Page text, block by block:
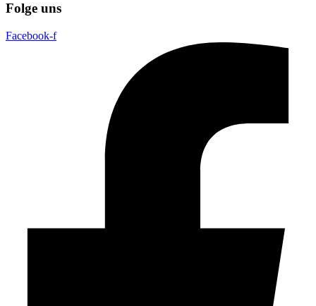
Folge uns
Facebook-f